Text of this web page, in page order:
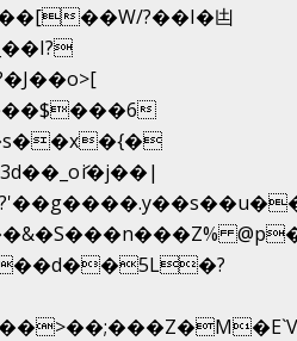
��W/?��I�凷